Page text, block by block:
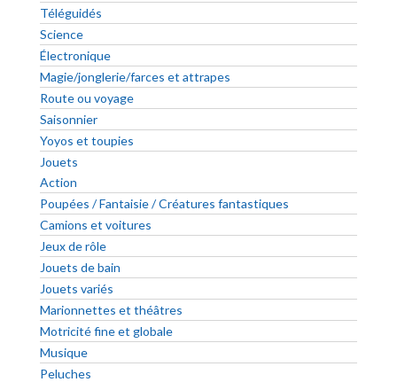
Téléguidés
Science
Électronique
Magie/jonglerie/farces et attrapes
Route ou voyage
Saisonnier
Yoyos et toupies
Jouets
Action
Poupées / Fantaisie / Créatures fantastiques
Camions et voitures
Jeux de rôle
Jouets de bain
Jouets variés
Marionnettes et théâtres
Motricité fine et globale
Musique
Peluches